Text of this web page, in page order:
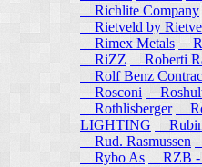
Richlite Company
Rietveld by
Rimex Metals
RiZZ
Roberti
Rolf Benz
Rosconi
Rothlisberger
LIGHTING
Rud. Rasmussen
Rybo As
RZB -